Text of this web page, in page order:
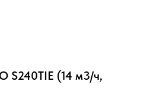
S240TIE (14 м3/ч,